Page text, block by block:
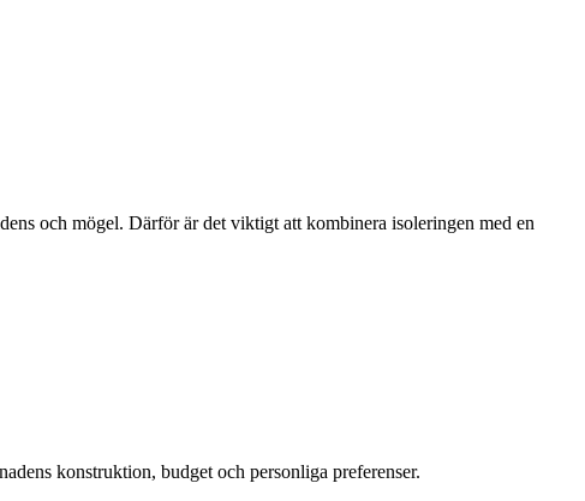
och mögel. Därför är det viktigt att kombinera isoleringen med en
konstruktion, budget och personliga preferenser.